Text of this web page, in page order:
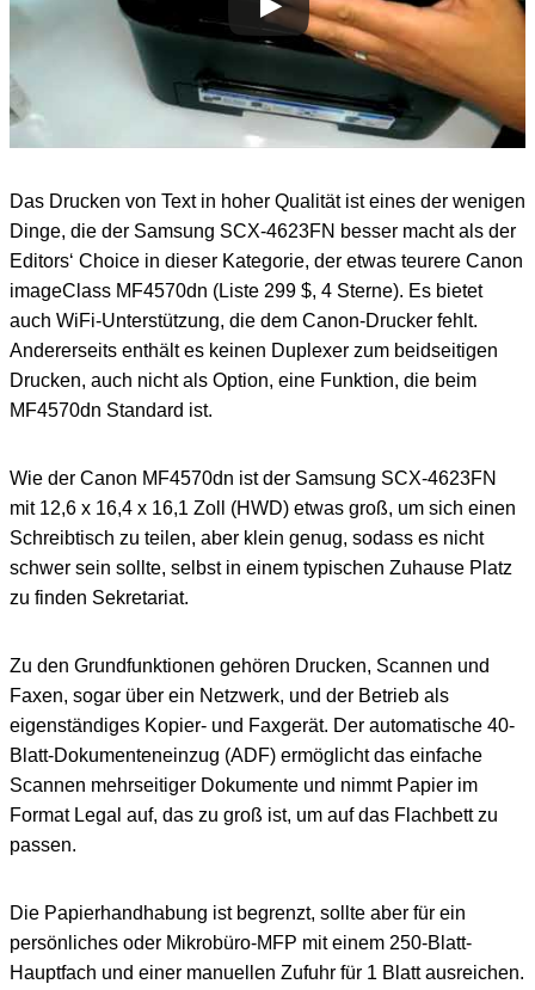
Das Drucken von Text in hoher Qualität ist eines der wenigen
Dinge, die der Samsung SCX-4623FN besser macht als der
Editors‘ Choice in dieser Kategorie, der etwas teurere Canon
imageClass MF4570dn (Liste 299 $, 4 Sterne). Es bietet
auch WiFi-Unterstützung, die dem Canon-Drucker fehlt.
Andererseits enthält es keinen Duplexer zum beidseitigen
Drucken, auch nicht als Option, eine Funktion, die beim
MF4570dn Standard ist.
Wie der Canon MF4570dn ist der Samsung SCX-4623FN
mit 12,6 x 16,4 x 16,1 Zoll (HWD) etwas groß, um sich einen
Schreibtisch zu teilen, aber klein genug, sodass es nicht
schwer sein sollte, selbst in einem typischen Zuhause Platz
zu finden Sekretariat.
Zu den Grundfunktionen gehören Drucken, Scannen und
Faxen, sogar über ein Netzwerk, und der Betrieb als
eigenständiges Kopier- und Faxgerät. Der automatische 40-
Blatt-Dokumenteneinzug (ADF) ermöglicht das einfache
Scannen mehrseitiger Dokumente und nimmt Papier im
Format Legal auf, das zu groß ist, um auf das Flachbett zu
passen.
Die Papierhandhabung ist begrenzt, sollte aber für ein
persönliches oder Mikrobüro-MFP mit einem 250-Blatt-
Hauptfach und einer manuellen Zufuhr für 1 Blatt ausreichen.